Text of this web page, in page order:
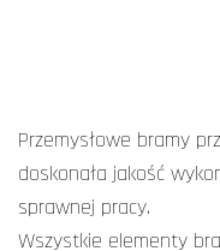
Przemysłowe bramy
doskonała jakość
sprawnej pracy.
Wszystkie elementy